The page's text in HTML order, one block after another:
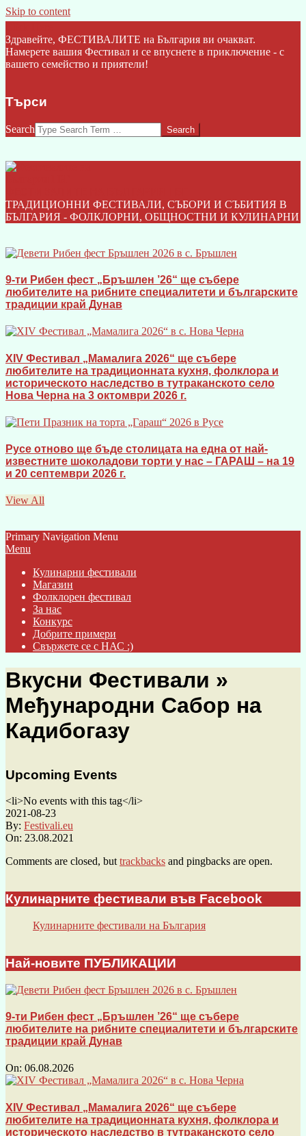
Skip to content
Здравейте, ФЕСТИВАЛИТЕ на България ви очакват.
Намерете вашия Фестивал и се впуснете в приключение - с
вашето семейство и приятели!
Търси
Search
ТРАДИЦИОННИ ФЕСТИВАЛИ, СЪБОРИ И СЪБИТИЯ В
БЪЛГАРИЯ - ФОЛКЛОРНИ, ОБЩНОСТНИ И КУЛИНАРНИ
9-ти Рибен фест „Бръшлен ’26“ ще събере
любителите на рибните специалитети и българските
традиции край Дунав
XIV Фестивал „Мамалига 2026“ ще събере
любителите на традиционната кухня, фолклора и
историческото наследство в тутраканското село
Нова Черна на 3 октомври 2026 г.
Русе отново ще бъде столицата на една от най-
известните шоколадови торти у нас – ГАРАШ – на 19
и 20 септември 2026 г.
View All
Primary Navigation Menu
Menu
Кулинарни фестивали
Магазин
Фолклорен фестивал
За нас
Конкурс
Добрите примери
Свържете се с НАС :)
Вкусни Фестивали »
Међународни Сабор на
Кадибогазу
Upcoming Events
<li>No events with this tag</li>
2021-08-23
By: Festivali.eu
On: 23.08.2021
Comments are closed, buttrackbacks and pingbacks are open.
Кулинарните фестивали във Facebook
Кулинарните фестивали на България
Най-новите ПУБЛИКАЦИИ
9-ти Рибен фест „Бръшлен ’26“ ще събере
любителите на рибните специалитети и българските
традиции край Дунав
On: 06.08.2026
XIV Фестивал „Мамалига 2026“ ще събере
любителите на традиционната кухня, фолклора и
историческото наследство в тутраканското село